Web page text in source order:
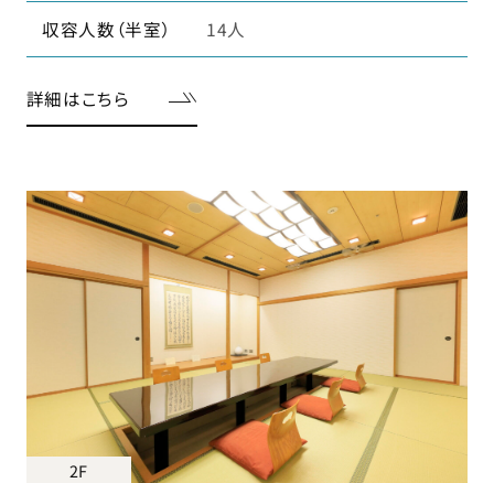
収容人数（半室） 14人
詳細はこちら
2F